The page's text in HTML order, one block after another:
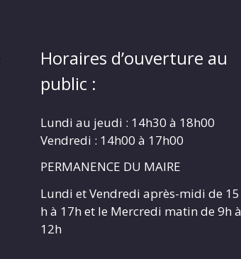
Horaires d’ouverture au
public :
Lundi au jeudi : 14h30 à 18h00
Vendredi : 14h00 à 17h00
PERMANENCE DU MAIRE
Lundi et Vendredi après-midi de 15
h à 17h et le Mercredi matin de 9h à
12h